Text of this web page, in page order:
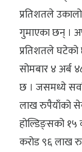
प्रतिशतले
गुमाएका छन् ।
प्रतिशतले घटेको
सोमबार ४ अर्ब
छ । जसमध्ये
लाख रुपैयाँको
होल्डिङ्सको १५
करोड ९६ लाख